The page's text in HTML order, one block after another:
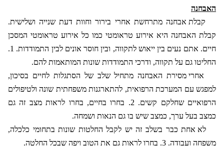
האבחנה
קבלת אבחנה מתרחשת אחרי בירור וחוות דעת שנייה ושלישית.
קבלת האבחנה היא אירוע טראומטי כמו כל אירוע טראומטי המסכן
חיים. אתם נעים בין ייאוש לתקווה, ובין חוסר אונים לבין התמודדות. 1.
החליטו גם על תקווה, ודרכי התמודדות שונות המותאמות להם.
אחרי מסירת האבחנה מתחיל שלב של הסתגלות לחיים בסיכון,
למפגש עם המערכת הרפואית, להתארגנות משפחתית שונה ולטיפולים
הרפואיים שחלקם קשים. 2. בחרו בחיים, בחרו לראות מצב זה גם
כמצב בעל ערך, כמצב שיש בו גם הנאות ושמחה.
לא אחת כבר בשלב זה יש לקבל החלטות שונות בתחומי כלכלה,
משפחה ועבודה. 3. בחרו לראות גם את הטוב ויפה שבכל החלטה.